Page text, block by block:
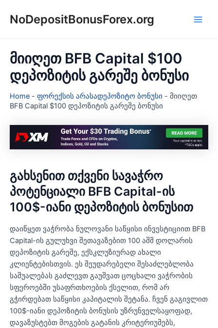
NoDepositBonusForex.org
მიიღეთ BFB Capital $100
დეპოზიტის გარეშე ბონუსი
Home - ფორექსის არასადეპოზიტო ბონუსი - მიიღეთ
BFB Capital $100 დეპოზიტის გარეშე ბონუსი
გახსენით თქვენი სავაჭრო
პოტენციალი BFB Capital-ის
100$-იანი დეპოზიტის ბონუსით
დაიწყეთ ვაჭრობა ნულოვანი საწყისი ინვესტიციით BFB
Capital-ის გულუხვი შეთავაზებით 100 აშშ დოლარის
დეპოზიტის გარეშე, ექსკლუზიურად ახალი
კლიენტებისთვის. ეს შეუდარებელი შესაძლებლობა
საშუალებას გაძლევთ გაუშვათ ცოცხალი ვაჭრობის
სფეროებში უსაფრთხოების ქსელით, რომ არ
გჭირდებათ საწყისი კაპიტალის შეტანა. ჩვენ გაგივლით
100$-იანი დეპოზიტის ბონუსის უზრუნველსაყოფად,
დავაზუსტებთ მოგების გატანის კრიტერიუმებს,